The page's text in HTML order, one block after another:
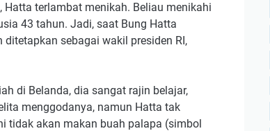
terlambat menikah. Beliau menikahi
43 tahun. Jadi, saat Bung Hatta
sebagai wakil presiden RI,
di Belanda, dia sangat rajin belajar,
menggodanya, namun Hatta tak
tidak akan makan buah palapa (simbol